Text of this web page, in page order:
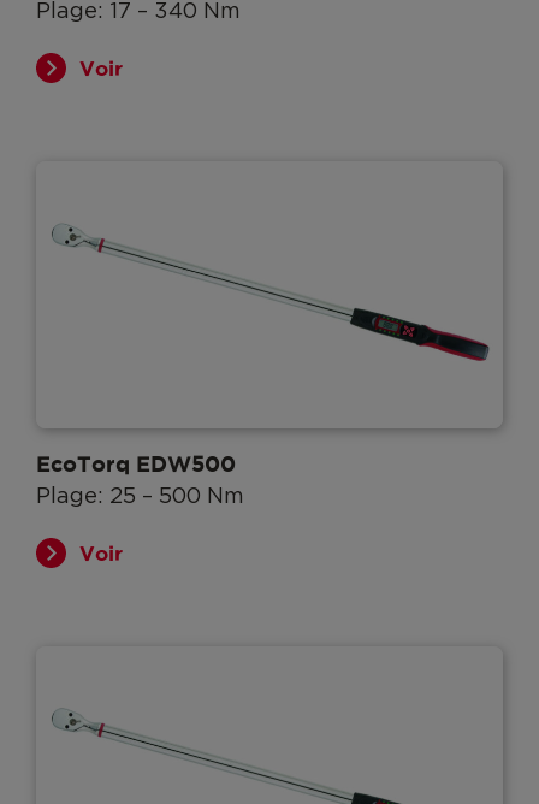
Plage: 17 – 340 Nm
Voir
EcoTorq EDW500
Plage: 25 – 500 Nm
Voir